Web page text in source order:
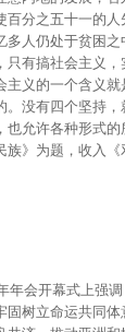
百分之五十一的
多人仍处于贫困
只有搞社会主义
主义的一个含义就
。没有四个坚持
也允许各种形式的
族》为题，收入《
年会开幕式上强
固树立命运共同体